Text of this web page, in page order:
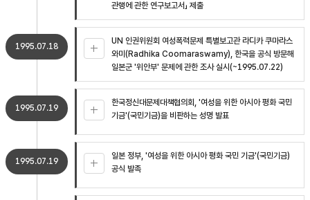
관행에 관한 연구보고서」 제출
1995.07.18
UN 인권위원회 여성폭력문제 특별보고관 라디카 쿠마라스
와미(Radhika Coomaraswamy), 한국을 공식 방문해
일본군 '위안부' 문제에 관한 조사 실시(~1995.07.22)
1995.07.19
한국정신대문제대책협의회, '여성을 위한 아시아 평화 국민
기금'(국민기금)을 비판하는 성명 발표
1995.07.19
일본 정부, '여성을 위한 아시아 평화 국민 기금'(국민기금)
공식 발족